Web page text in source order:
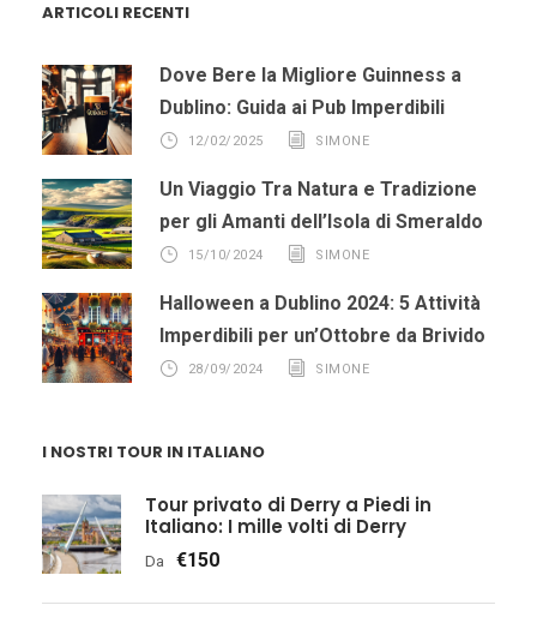
ARTICOLI RECENTI
Dove Bere la Migliore Guinness a
Dublino: Guida ai Pub Imperdibili
12/02/2025 SIMONE
Un Viaggio Tra Natura e Tradizione
per gli Amanti dell’Isola di Smeraldo
15/10/2024 SIMONE
Halloween a Dublino 2024: 5 Attività
Imperdibili per un’Ottobre da Brivido
28/09/2024 SIMONE
I NOSTRI TOUR IN ITALIANO
Tour privato di Derry a Piedi in
Italiano: I mille volti di Derry
Da €150